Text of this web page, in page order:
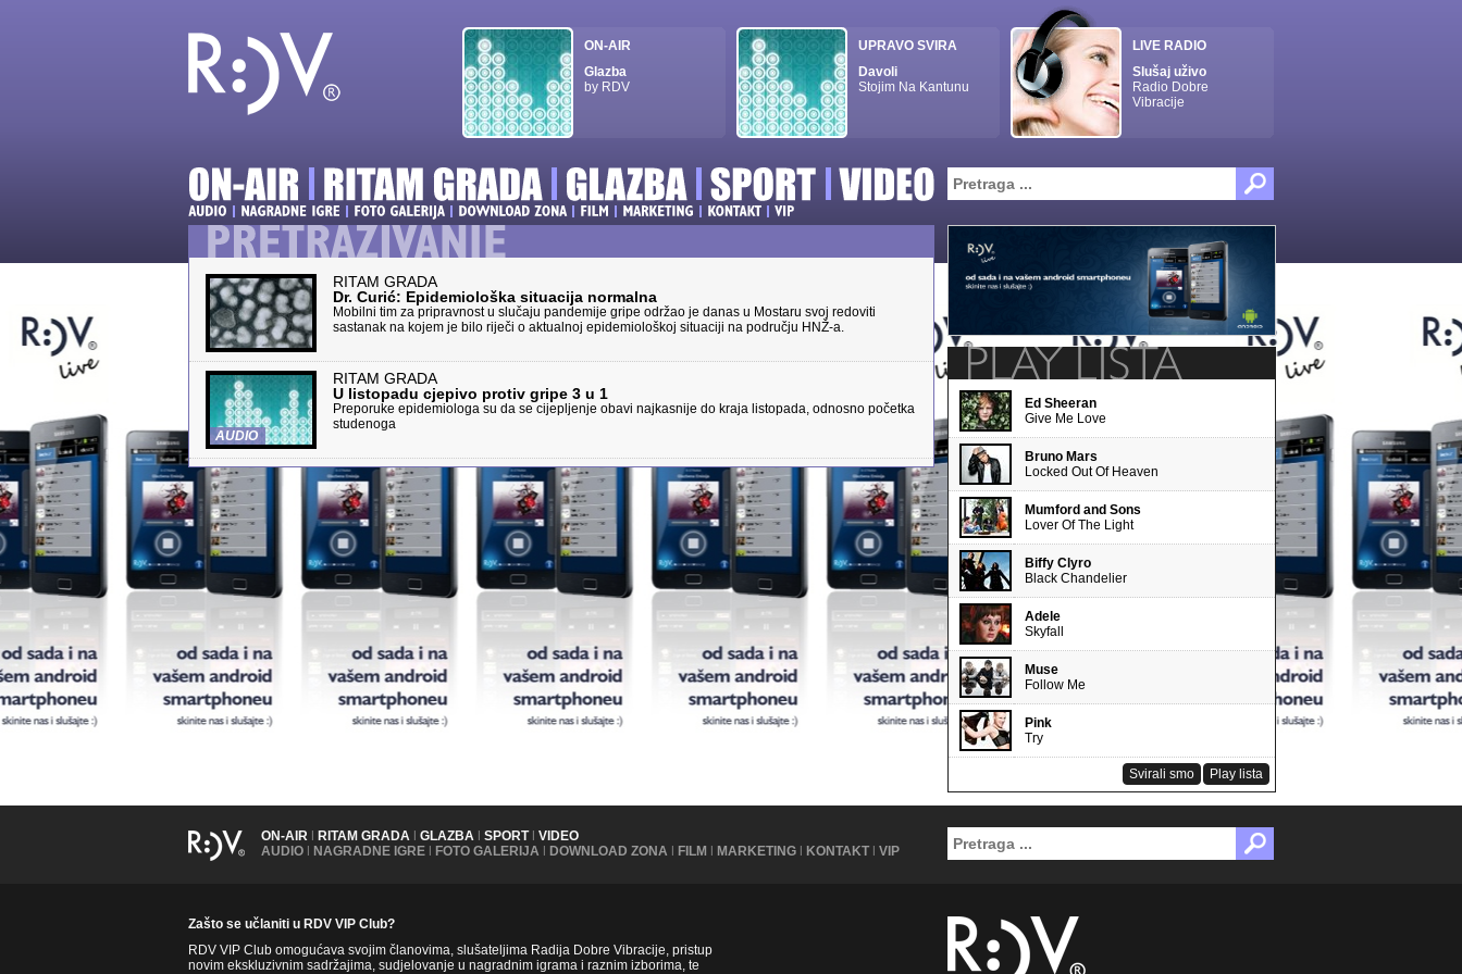
ON-AIR
Glazba
by RDV
UPRAVO SVIRA
Davoli
Stojim Na Kantunu
LIVE RADIO
Slušaj uživo
Radio Dobre
Vibracije
RITAM GRADA
Dr. Curić: Epidemiološka situacija normalna
Mobilni tim za pripravnost u slučaju pandemije gripe održao je danas u Mostaru svoj redoviti
sastanak na kojem je bilo riječi o aktualnoj epidemiološkoj situaciji na području HNŽ-a.
AUDIO
RITAM GRADA
U listopadu cjepivo protiv gripe 3 u 1
Preporuke epidemiologa su da se cijepljenje obavi najkasnije do kraja listopada, odnosno početka
studenoga
Ed Sheeran
Give Me Love
Bruno Mars
Locked Out Of Heaven
Mumford and Sons
Lover Of The Light
Biffy Clyro
Black Chandelier
Adele
Skyfall
Muse
Follow Me
Pink
Try
Play lista
Svirali smo
ON-AIR | RITAM GRADA | GLAZBA | SPORT | VIDEO
AUDIO | NAGRADNE IGRE | FOTO GALERIJA | DOWNLOAD ZONA | FILM | MARKETING | KONTAKT | VIP
Zašto se učlaniti u RDV VIP Club?
RDV VIP Club omogućava svojim članovima, slušateljima Radija Dobre Vibracije, pristup
novim ekskluzivnim sadržajima, sudjelovanje u nagradnim igrama i raznim izborima, te